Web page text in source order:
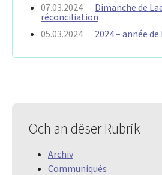
07.03.2024
Dimanche de
réconciliation
05.03.2024
2024 – année
Och an dëser Rubrik
Archiv
Communiqués